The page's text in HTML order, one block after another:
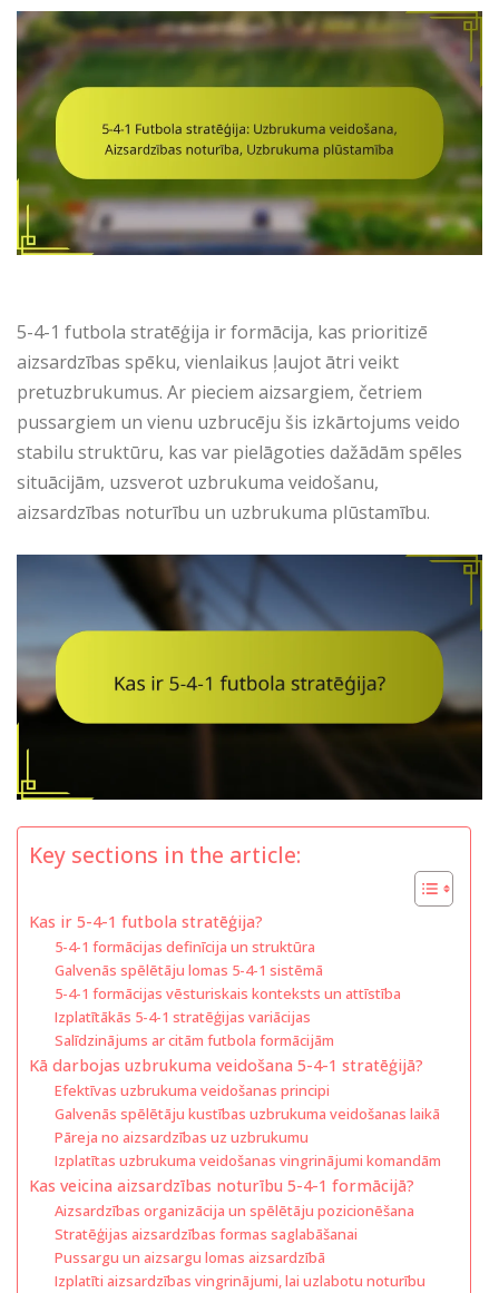
5-4-1 futbola stratēģija ir formācija, kas prioritizē
aizsardzības spēku, vienlaikus ļaujot ātri veikt
pretuzbrukumus. Ar pieciem aizsargiem, četriem
pussargiem un vienu uzbrucēju šis izkārtojums veido
stabilu struktūru, kas var pielāgoties dažādām spēles
situācijām, uzsverot uzbrukuma veidošanu,
aizsardzības noturību un uzbrukuma plūstamību.
Key sections in the article:
Kas ir 5-4-1 futbola stratēģija?
5-4-1 formācijas definīcija un struktūra
Galvenās spēlētāju lomas 5-4-1 sistēmā
5-4-1 formācijas vēsturiskais konteksts un attīstība
Izplatītākās 5-4-1 stratēģijas variācijas
Salīdzinājums ar citām futbola formācijām
Kā darbojas uzbrukuma veidošana 5-4-1 stratēģijā?
Efektīvas uzbrukuma veidošanas principi
Galvenās spēlētāju kustības uzbrukuma veidošanas laikā
Pāreja no aizsardzības uz uzbrukumu
Izplatītas uzbrukuma veidošanas vingrinājumi komandām
Kas veicina aizsardzības noturību 5-4-1 formācijā?
Aizsardzības organizācija un spēlētāju pozicionēšana
Stratēģijas aizsardzības formas saglabāšanai
Pussargu un aizsargu lomas aizsardzībā
Izplatīti aizsardzības vingrinājumi, lai uzlabotu noturību